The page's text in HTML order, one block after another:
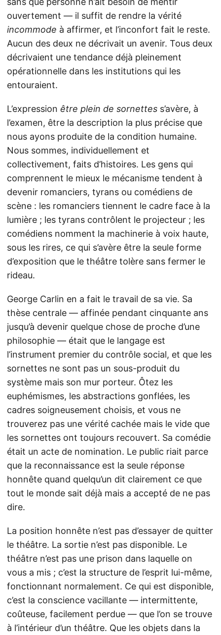
ouvertement — il suffit de rendre la vérité
incommode à affirmer, et l’inconfort fait le reste.
Aucun des deux ne décrivait un avenir. Tous deux
décrivaient une tendance déjà pleinement
opérationnelle dans les institutions qui les
entouraient.
L’expression être plein de sornettes s’avère, à
l’examen, être la description la plus précise que
nous ayons produite de la condition humaine.
Nous sommes, individuellement et
collectivement, faits d’histoires. Les gens qui
comprennent le mieux le mécanisme tendent à
devenir romanciers, tyrans ou comédiens de
scène : les romanciers tiennent le cadre face à la
lumière ; les tyrans contrôlent le projecteur ; les
comédiens nomment la machinerie à voix haute,
sous les rires, ce qui s’avère être la seule forme
d’exposition que le théâtre tolère sans fermer le
rideau.
George Carlin en a fait le travail de sa vie. Sa
thèse centrale — affinée pendant cinquante ans
jusqu’à devenir quelque chose de proche d’une
philosophie — était que le langage est
l’instrument premier du contrôle social, et que les
sornettes ne sont pas un sous-produit du
système mais son mur porteur. Ôtez les
euphémismes, les abstractions gonflées, les
cadres soigneusement choisis, et vous ne
trouverez pas une vérité cachée mais le vide que
les sornettes ont toujours recouvert. Sa comédie
était un acte de nomination. Le public riait parce
que la reconnaissance est la seule réponse
honnête quand quelqu’un dit clairement ce que
tout le monde sait déjà mais a accepté de ne pas
dire.
La position honnête n’est pas d’essayer de quitter
le théâtre. La sortie n’est pas disponible. Le
théâtre n’est pas une prison dans laquelle on
vous a mis ; c’est la structure de l’esprit lui-même,
fonctionnant normalement. Ce qui est disponible,
c’est la conscience vacillante — intermittente,
coûteuse, facilement perdue — que l’on se trouve
à l’intérieur d’un théâtre. Que les objets dans la